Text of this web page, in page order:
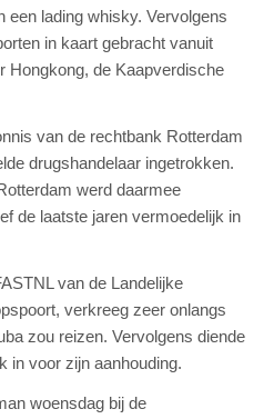
een lading whisky. Vervolgens
in kaart gebracht vanuit
Hongkong, de Kaapverdische
van de rechtbank Rotterdam
drugshandelaar ingetrokken.
werd daarmee
de laatste jaren vermoedelijk in
van de Landelijke
verkreeg zeer onlangs
zou reizen. Vervolgens diende
in voor zijn aanhouding.
woensdag bij de